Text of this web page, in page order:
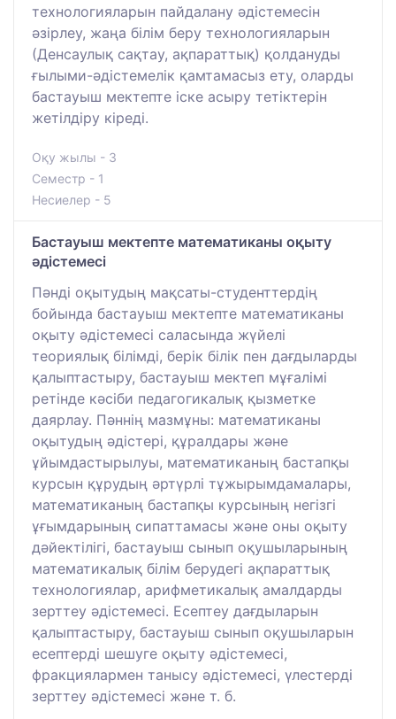
технологияларын пайдалану әдістемесін
әзірлеу, жаңа білім беру технологияларын
(Денсаулық сақтау, ақпараттық) қолдануды
ғылыми-әдістемелік қамтамасыз ету, оларды
бастауыш мектепте іске асыру тетіктерін
жетілдіру кіреді.
Оқу жылы - 3
Семестр - 1
Несиелер - 5
Бастауыш мектепте математиканы оқыту
әдістемесі
Пәнді оқытудың мақсаты-студенттердің
бойында бастауыш мектепте математиканы
оқыту әдістемесі саласында жүйелі
теориялық білімді, берік білік пен дағдыларды
қалыптастыру, бастауыш мектеп мұғалімі
ретінде кәсіби педагогикалық қызметке
даярлау. Пәннің мазмұны: математиканы
оқытудың әдістері, құралдары және
ұйымдастырылуы, математиканың бастапқы
курсын құрудың әртүрлі тұжырымдамалары,
математиканың бастапқы курсының негізгі
ұғымдарының сипаттамасы және оны оқыту
дәйектілігі, бастауыш сынып оқушыларының
математикалық білім берудегі ақпараттық
технологиялар, арифметикалық амалдарды
зерттеу әдістемесі. Есептеу дағдыларын
қалыптастыру, бастауыш сынып оқушыларын
есептерді шешуге оқыту әдістемесі,
фракциялармен танысу әдістемесі, үлестерді
зерттеу әдістемесі және т. б.